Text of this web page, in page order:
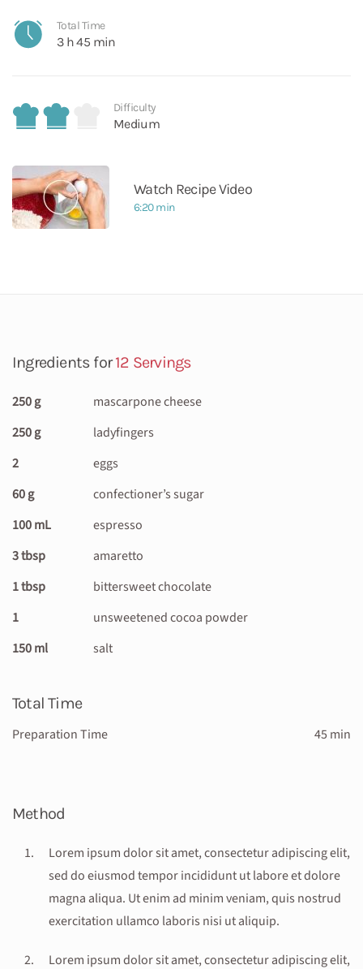
Total Time
3 h 45 min
Difficulty
Medium
Watch Recipe Video
6:20 min
Ingredients for12 Servings
250 g
mascarpone cheese
250 g
ladyfingers
2
eggs
60 g
confectioner’s sugar
100 mL
espresso
3 tbsp
amaretto
1 tbsp
bittersweet chocolate
1
unsweetened cocoa powder
150 ml
salt
Total Time
Preparation Time 45 min
Method
Lorem ipsum dolor sit amet, consectetur adipiscing elit,
sed do eiusmod tempor incididunt ut labore et dolore
magna aliqua. Ut enim ad minim veniam, quis nostrud
exercitation ullamco laboris nisi ut aliquip.
Lorem ipsum dolor sit amet, consectetur adipiscing elit,